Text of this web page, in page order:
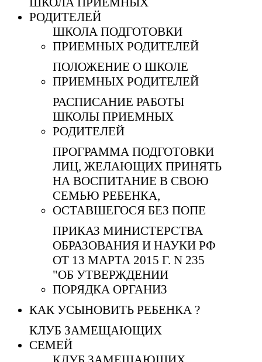
РОДИТЕЛЕЙ
ШКОЛА ПОДГОТОВКИ
ПРИЕМНЫХ РОДИТЕЛЕЙ
ПОЛОЖЕНИЕ О ШКОЛЕ
ПРИЕМНЫХ РОДИТЕЛЕЙ
РАСПИСАНИЕ РАБОТЫ
ШКОЛЫ ПРИЕМНЫХ
РОДИТЕЛЕЙ
ПРОГРАММА ПОДГОТОВКИ
ЛИЦ, ЖЕЛАЮЩИХ ПРИНЯТЬ
НА ВОСПИТАНИЕ В СВОЮ
СЕМЬЮ РЕБЕНКА,
ОСТАВШЕГОСЯ БЕЗ ПОПЕ
ПРИКАЗ МИНИСТЕРСТВА
ОБРАЗОВАНИЯ И НАУКИ РФ
ОТ 13 МАРТА 2015 Г. N 235
"ОБ УТВЕРЖДЕНИИ
ПОРЯДКА ОРГАНИЗ
КАК УСЫНОВИТЬ РЕБЕНКА ?
КЛУБ ЗАМЕЩАЮЩИХ
СЕМЕЙ